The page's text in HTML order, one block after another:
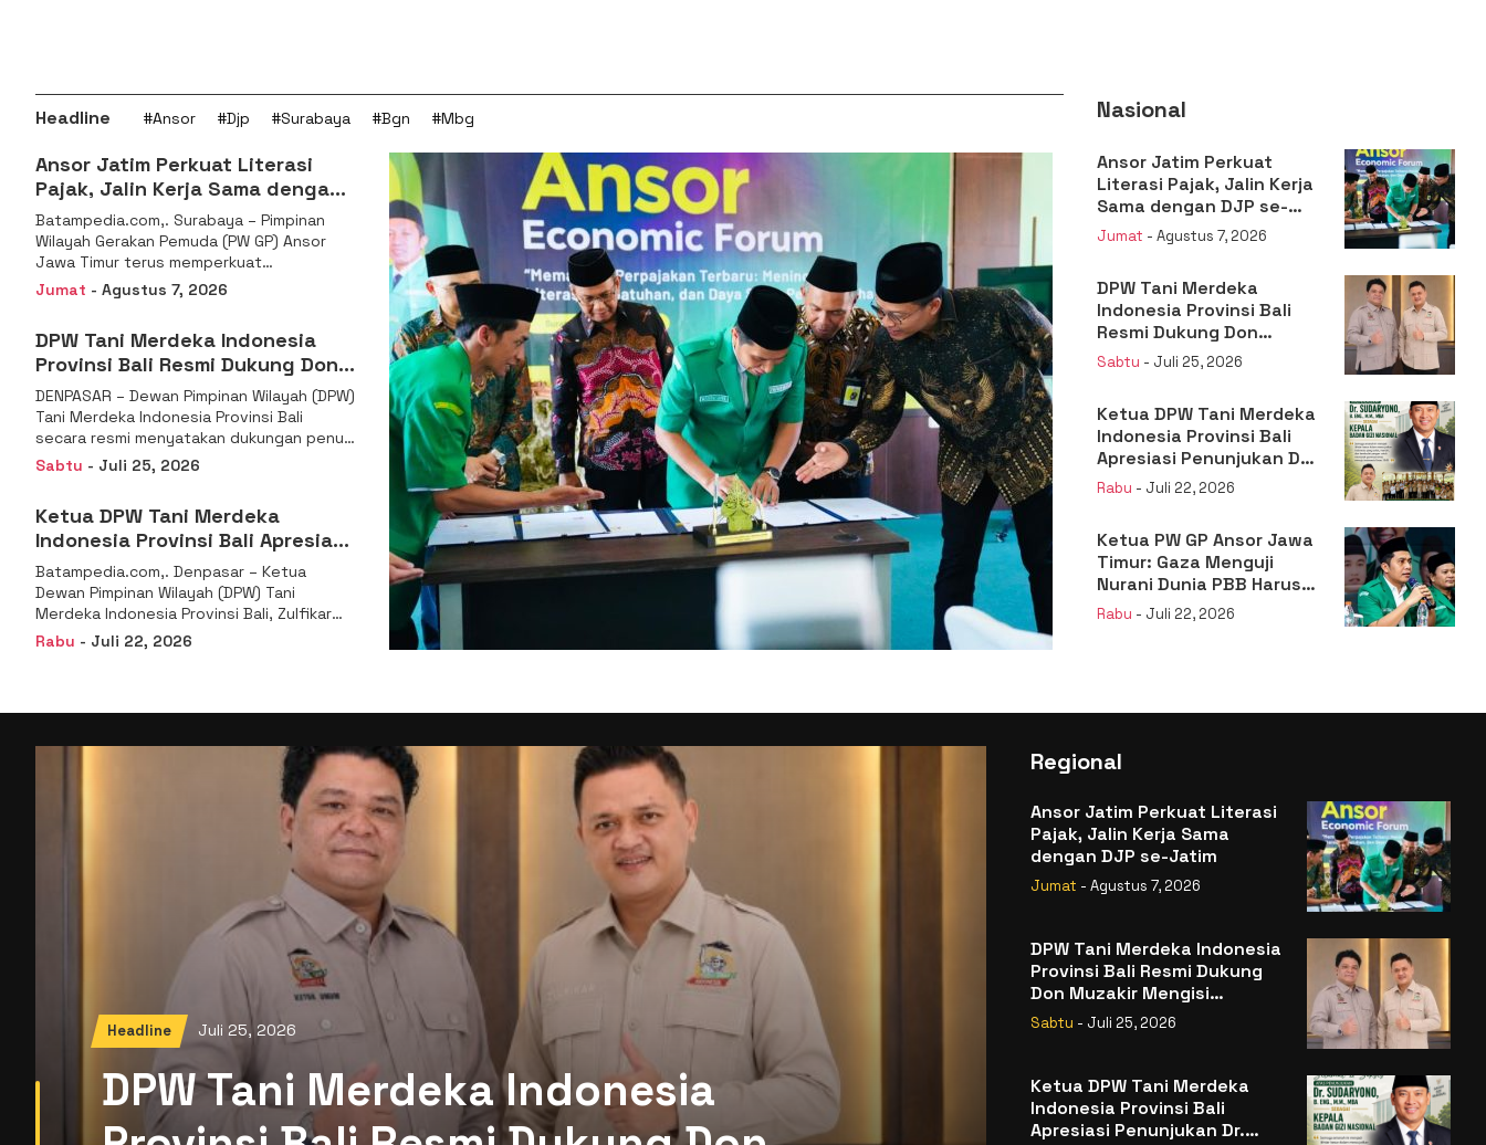
Headline #Ansor #Djp #Surabaya #Bgn #Mbg
Ansor Jatim Perkuat Literasi
Pajak, Jalin Kerja Sama dengan
DJP se-Jatim
Batampedia.com,. Surabaya – Pimpinan
Wilayah Gerakan Pemuda (PW GP) Ansor
Jawa Timur terus memperkuat
komitmennya dalam membangun
kemandirian ekonomi
Jumat - Agustus 7, 2026
DPW Tani Merdeka Indonesia
Provinsi Bali Resmi Dukung Don
Muzakir Mengisi Jabatan Wakil
Menteri Pertanian RI
DENPASAR – Dewan Pimpinan Wilayah (DPW)
Tani Merdeka Indonesia Provinsi Bali
secara resmi menyatakan dukungan penuh
kepada Ketua Umum
Sabtu - Juli 25, 2026
Ketua DPW Tani Merdeka
Indonesia Provinsi Bali Apresiasi
Penunjukan Dr. Sudaryono
sebagai Kepala Badan Gizi
Nasional
Batampedia.com,. Denpasar – Ketua
Dewan Pimpinan Wilayah (DPW) Tani
Merdeka Indonesia Provinsi Bali, Zulfikar
Wijaya, S.E., menyampaikan ucapan
Rabu - Juli 22, 2026
Nasional
Ansor Jatim Perkuat
Literasi Pajak, Jalin Kerja
Sama dengan DJP se-
Jatim
Jumat - Agustus 7, 2026
DPW Tani Merdeka
Indonesia Provinsi Bali
Resmi Dukung Don
Muzakir Mengisi Jabatan
Wakil Menteri Pertanian
Sabtu - Juli 25, 2026
Ketua DPW Tani Merdeka
Indonesia Provinsi Bali
Apresiasi Penunjukan Dr.
Sudaryono sebagai
Kepala Badan Gizi
Rabu - Juli 22, 2026
Ketua PW GP Ansor Jawa
Timur: Gaza Menguji
Nurani Dunia PBB Harus
Reformasi Total atau
Kehilangan Legitimasi
Rabu - Juli 22, 2026
Headline Juli 25, 2026
DPW Tani Merdeka Indonesia
Regional
Ansor Jatim Perkuat Literasi
Pajak, Jalin Kerja Sama
dengan DJP se-Jatim
Jumat - Agustus 7, 2026
DPW Tani Merdeka Indonesia
Provinsi Bali Resmi Dukung
Don Muzakir Mengisi
Jabatan Wakil Menteri
Pertanian RI
Sabtu - Juli 25, 2026
Ketua DPW Tani Merdeka
Indonesia Provinsi Bali
Apresiasi Penunjukan Dr.